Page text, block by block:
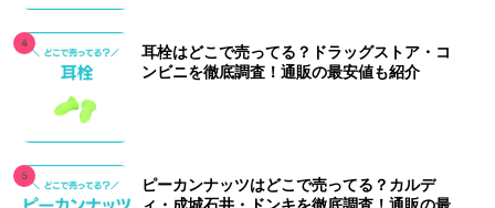
耳栓はどこで売ってる？ドラッグストア・コ
ンビニを徹底調査！通販の最安値も紹介
ピーカンナッツはどこで売ってる？カルデ